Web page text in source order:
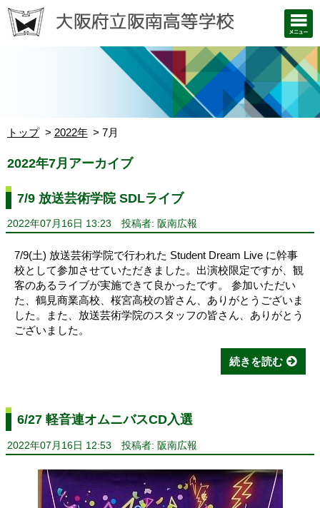
トップ 2022年 7月
2022年7月アーカイブ
7/9 放送芸術学院 SDLライブ
2022年07月16日 13:23 投稿者: 阪南広報
7/9(土) 放送芸術学院で行われた Student Dream Live に幹事
校として参加させていただきました。出演校限定ですが、観
客のあるライブが実施できて良かったです。 参加いただい
た、鶴見商業高校、桜宮高校の皆さん、ありがとうございま
した。また、放送芸術学院のスタッフの皆さん、ありがとう
ございました。
続きを読む
6/27 軽音連オムニバスCD入選
2022年07月16日 12:53 投稿者: 阪南広報